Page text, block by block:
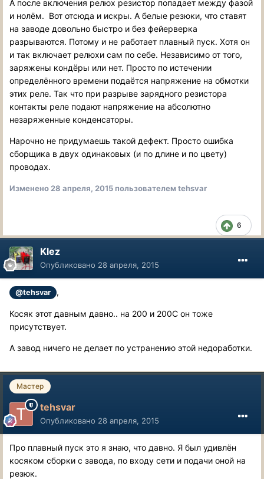
А после включения релюх резистор попадает между фазой
и нолём. Вот отсюда и искры. А белые резюки, что ставят
на заводе довольно быстро и без фейерверка
разрываются. Потому и не работает плавный пуск. Хотя он
и так включает релюхи сам по себе. Независимо от того,
заряжены кондёры или нет. Просто по истечении
определённого времени подаётся напряжение на обмотки
этих реле. Так что при разрыве зарядного резистора
контакты реле подают напряжение на абсолютно
незаряженные конденсаторы.
Нарочно не придумаешь такой дефект. Просто ошибка
сборщика в двух одинаковых (и по длине и по цвету)
проводах.
Изменено 28 апреля, 2015пользователем tehsvar
6
Klez
Опубликовано 28 апреля, 2015
@tehsvar ,
Косяк этот давным давно.. на 200 и 200С он тоже
присутствует.
А завод ничего не делает по устранению этой недоработки.
Мастер
tehsvar
Опубликовано 28 апреля, 2015
Про плавный пуск это я знаю, что давно. Я был удивлён
косяком сборки с завода, по входу сети и подачи оной на
резюк.